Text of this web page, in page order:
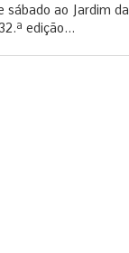
sábado ao Jardim
edição...